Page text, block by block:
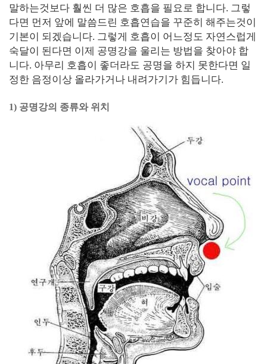
말하는것보다 훨씬 더 많은 호흡을 필요로 합니다. 그렇
다면 먼저 앞에 말씀드린 호흡연습을 꾸준히 해주는것이
기본이 되겠습니다. 그렇게 호흡이 어느정도 자연스럽게
숙달이 된다면 이제 공명강을 울리는 방법을 찾아야 합
니다. 아무리 호흡이 좋더라도 공명을 하지 못한다면 일
정한 음정이상 올라가거나 내려가기가 힘듭니다.
1) 공명강의 종류와 위치